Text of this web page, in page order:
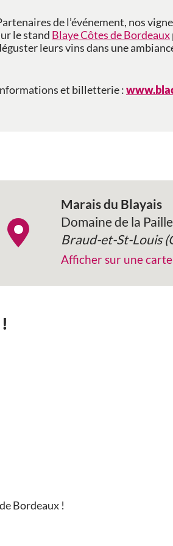
de l’événement, nos
le stand Blaye Côtes de Bordeaux
leurs vins dans une
et billetterie :
Marais du Blayais
Domaine de la
Braud-et-St-Louis
Afficher sur une carte
Bordeaux !